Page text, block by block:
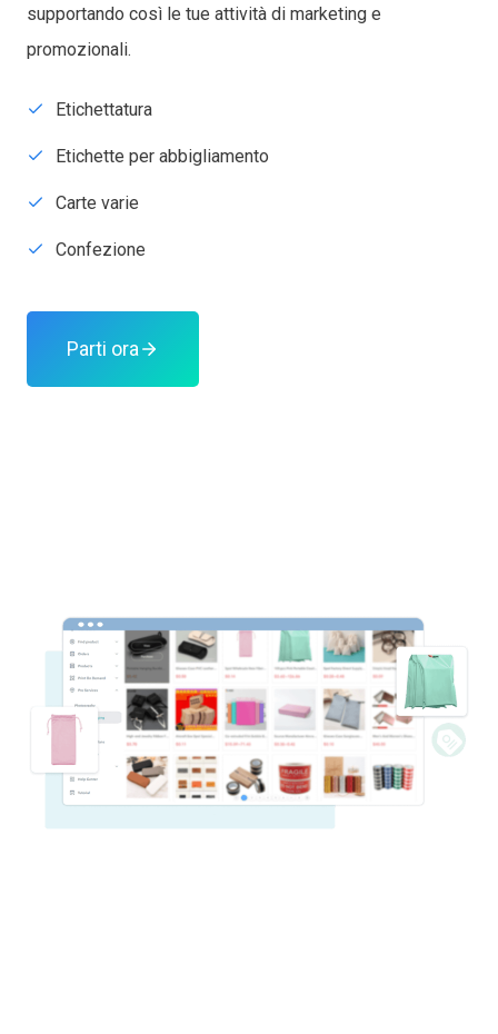
supportando così le tue attività di marketing e
promozionali.
Etichettatura
Etichette per abbigliamento
Carte varie
Confezione
Parti ora